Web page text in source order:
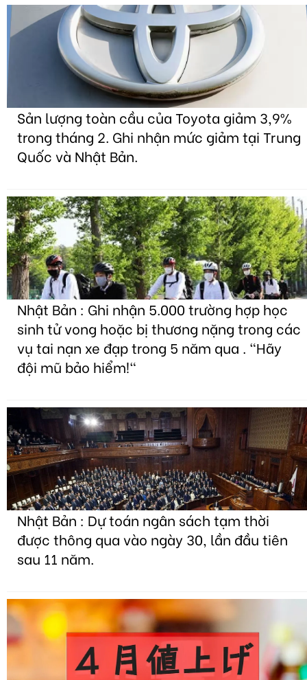
Sản lượng toàn cầu của Toyota giảm 3,9%
trong tháng 2. Ghi nhận mức giảm tại Trung
Quốc và Nhật Bản.
Nhật Bản : Ghi nhận 5.000 trường hợp học
sinh tử vong hoặc bị thương nặng trong các
vụ tai nạn xe đạp trong 5 năm qua . "Hãy
đội mũ bảo hiểm!"
Nhật Bản : Dự toán ngân sách tạm thời
được thông qua vào ngày 30, lần đầu tiên
sau 11 năm.